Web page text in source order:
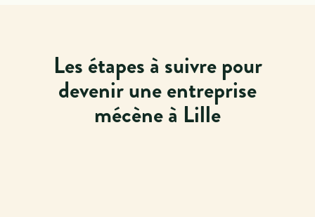
Les étapes à suivre pour
devenir une entreprise
mécène à Lille